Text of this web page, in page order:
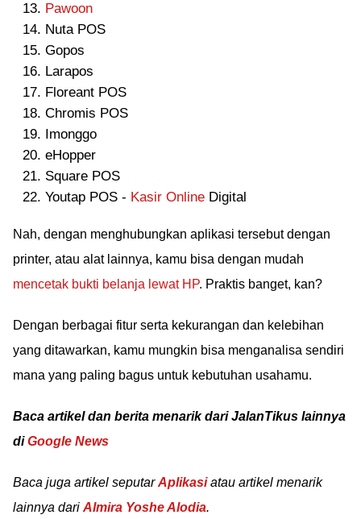
Pawoon
Nuta POS
Gopos
Larapos
Floreant POS
Chromis POS
Imonggo
eHopper
Square POS
Youtap POS - Kasir Online Digital
Nah, dengan menghubungkan aplikasi tersebut dengan
printer, atau alat lainnya, kamu bisa dengan mudah
mencetak bukti belanja lewat HP. Praktis banget, kan?
Dengan berbagai fitur serta kekurangan dan kelebihan
yang ditawarkan, kamu mungkin bisa menganalisa sendiri
mana yang paling bagus untuk kebutuhan usahamu.
Baca artikel dan berita menarik dari JalanTikus lainnya
diGoogle News
Baca juga artikel seputarAplikasiatau artikel menarik
lainnya dari Almira Yoshe Alodia.